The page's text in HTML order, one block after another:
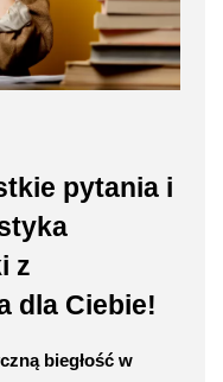
pytania i
z
dla Ciebie!
biegłość w